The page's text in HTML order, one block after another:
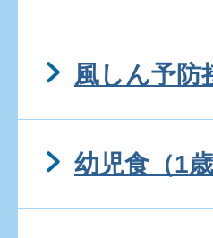
風しん予防
幼児食（1歳